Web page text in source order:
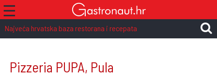
☰
Najveća hrvatska baza restorana i recepata
Pizzeria PUPA, Pula